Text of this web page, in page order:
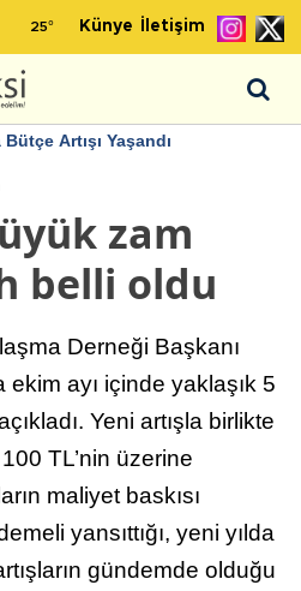
25° Künye İletişim
Artışı Yaşandı
zam
belli oldu
Derneği Başkanı
ayı içinde yaklaşık 5
Yeni artışla birlikte
TL’nin üzerine
maliyet baskısı
yansıttığı, yeni yılda
gündemde olduğu